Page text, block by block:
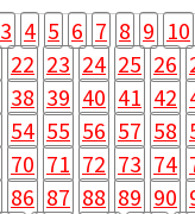
3 4 5 6 7 8 9 10
22 23 24 25 26
38 39 40 41 42
54 55 56 57 58
70 71 72 73 74
86 87 88 89 90